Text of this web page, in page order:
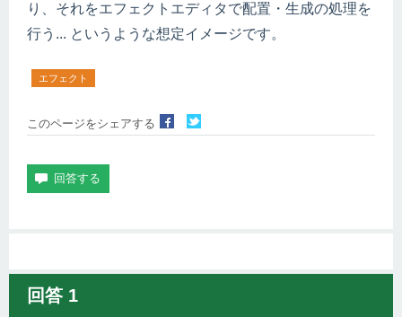
り、それをエフェクトエディタで配置・生成の処理を
行う... というような想定イメージです。
エフェクト
このページをシェアする
回答 1